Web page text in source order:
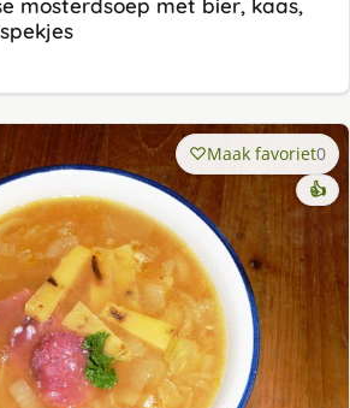
Maak favoriet0
👍